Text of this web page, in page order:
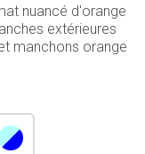
nuancé d'orange
extérieures
manchons orange